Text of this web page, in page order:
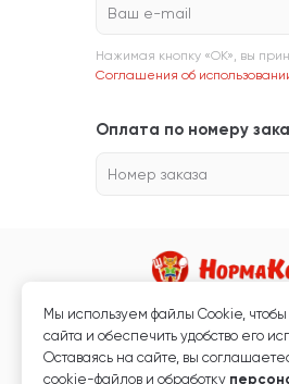
Ваш e-mail
Нажимая кнопку «ОК», вы
Соглашения об
Оплата по номеру
Номер заказа
Магазин кормов для
Любая информация, размещённая на
офертой.
Мы используем файлы Сookie, чтобы
сайта и обеспечить удобство его
Оставаясь на сайте, вы
cookie-файлов и обработку